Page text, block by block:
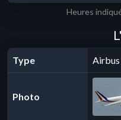
Heures
Type
Photo